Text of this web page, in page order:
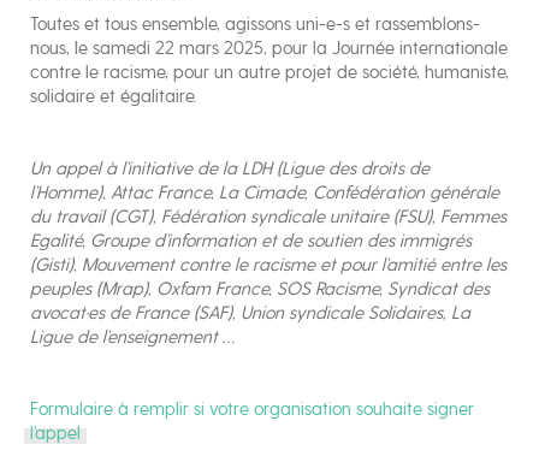
Toutes et tous ensemble, agissons uni-e-s et rassemblons-
nous, le samedi 22 mars 2025, pour la Journée internationale
contre le racisme, pour un autre projet de société, humaniste,
solidaire et égalitaire.
Un appel à l’initiative de la LDH (Ligue des droits de
l’Homme), Attac France, La Cimade, Confédération générale
du travail (CGT), Fédération syndicale unitaire (FSU), Femmes
Egalité, Groupe d’information et de soutien des immigrés
(Gisti), Mouvement contre le racisme et pour l’amitié entre les
peuples (Mrap), Oxfam France, SOS Racisme, Syndicat des
avocat·es de France (SAF), Union syndicale Solidaires, La
Ligue de l’enseignement …
Formulaire à remplir si votre organisation souhaite signer
l’appel